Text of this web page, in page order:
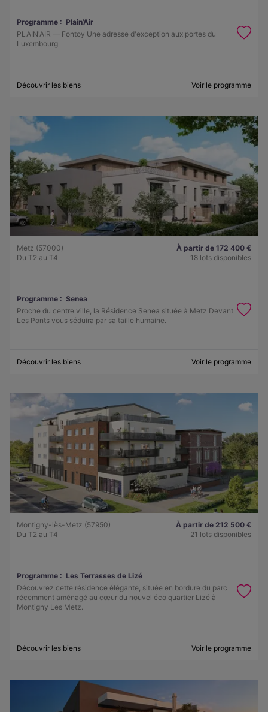
Programme : Plain’Air
PLAIN'AIR — Fontoy Une adresse d'exception aux portes du
Luxembourg
Découvrir les biens Voir le programme
Metz (57000)
Du T2 au T4
À partir de 172 400 €
18 lots disponibles
Programme : Senea
Proche du centre ville, la Résidence Senea située à Metz Devant
Les Ponts vous séduira par sa taille humaine.
Découvrir les biens Voir le programme
Montigny-lès-Metz (57950)
Du T2 au T4
À partir de 212 500 €
21 lots disponibles
Programme : Les Terrasses de Lizé
Découvrez cette résidence élégante, située en bordure du parc
récemment aménagé au cœur du nouvel éco quartier Lizé à
Montigny Les Metz.
Découvrir les biens Voir le programme